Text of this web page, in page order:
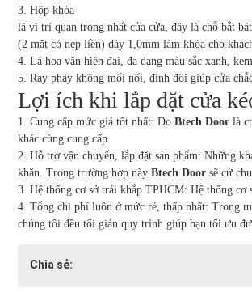
3. Hộp khóa
là vị trí quan trọng nhất của cửa, đây là chỗ bắt
(2 mặt có nẹp liền) dày 1,0mm làm khóa cho
4. Lá hoa văn hiện đại, đa dạng màu sắc xanh,
5. Ray phay không mối nối, đinh đôi giúp cửa
Lợi ích khi lắp đặt cửa
1. Cung cấp mức giá tốt nhất: Do Btech Door là
khác cùng cung cấp.
2. Hỗ trợ vận chuyển, lắp đặt sản phẩm: Những
khăn. Trong trường hợp này Btech Door sẽ cử
3. Hệ thống cơ sở trải khắp TPHCM: Hệ thống cơ
4. Tổng chi phí luôn ở mức rẻ, thấp nhất: Trong
chúng tôi đều tối giản quy trình giúp bạn tối ưu
Chia sẻ: